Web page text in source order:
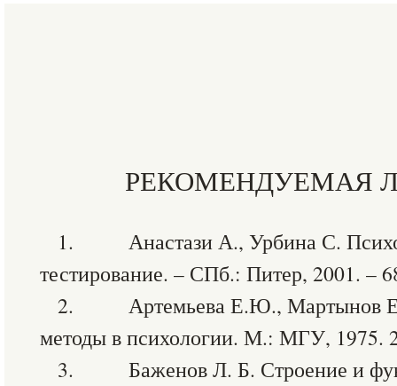
РЕКОМЕНДУЕМАЯ
1. Анастази А., Урбина С.
тестирование. – СПб.: Питер, 2001. –
2. Артемьева Е.Ю., Мартынов
методы в психологии. М.: МГУ, 1975.
3. Баженов Л. Б. Строение и